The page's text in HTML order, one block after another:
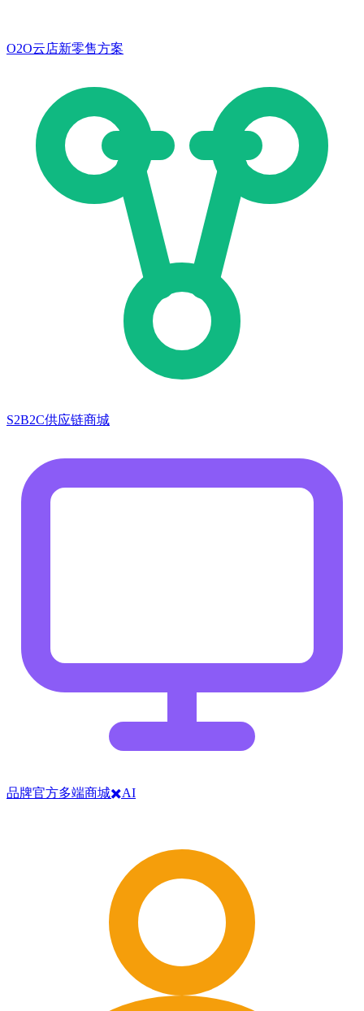
O2O云店新零售方案
S2B2C供应链商城
品牌官方多端商城✖️AI